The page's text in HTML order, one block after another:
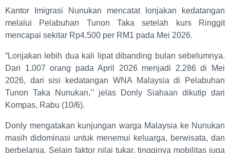
Kantor Imigrasi Nunukan mencatat lonjakan kedatangan
melalui Pelabuhan Tunon Taka setelah kurs Ringgit
mencapai sekitar Rp4.500 per RM1 pada Mei 2026.
“Lonjakan lebih dua kali lipat dibanding bulan sebelumnya.
Dari 1.007 orang pada April 2026 menjadi 2.286 di Mei
2026, dari sisi kedatangan WNA Malaysia di Pelabuhan
Tunon Taka Nunukan,’’ jelas Donly Siahaan dikutip dari
Kompas, Rabu (10/6).
Donly mengatakan kunjungan warga Malaysia ke Nunukan
masih didominasi untuk menemui keluarga, berwisata, dan
berbelanja. Selain faktor nilai tukar, tingginya mobilitas juga